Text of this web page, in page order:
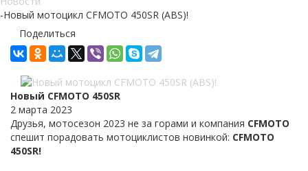
-Новый мотоцикл CFMOTO 450SR (ABS)!
Поделиться
Новый CFMOTO 450SR
2 марта 2023
Друзья, мотосезон 2023 не за горами и компания CFMOTO
спешит порадовать мотоциклистов новинкой: CFMOTO
450SR!